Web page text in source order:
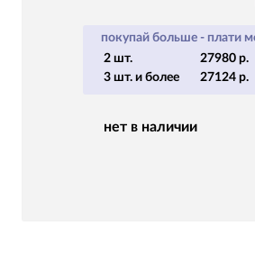
покупай больше - плати
2 шт.
27980 р.
3 шт. и более
27124 р.
нет в наличии